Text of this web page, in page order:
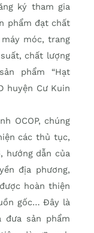
ký tham gia
phẩm đạt chất
móc, trang
chất lượng
phẩm “Hạt
huyện Cư Kuin
OCOP, chúng
các thủ tục,
hướng dẫn của
địa phương,
hoàn thiện
gốc… Đây là
đưa sản phẩm